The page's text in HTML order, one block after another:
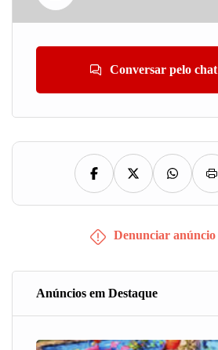
Conversar pelo chat
Denunciar anúncio
Anúncios em Destaque